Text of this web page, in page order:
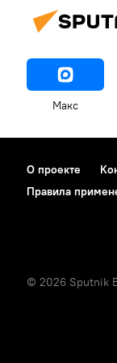
Макс
О проекте
Правила
© 2026 Sputnik